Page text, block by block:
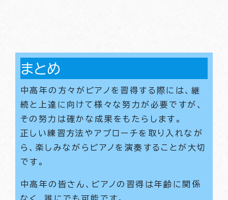
まとめ
中高年の方々がピアノを習得する際には、継
続と上達に向けて様々な努力が必要ですが、
その努力は確かな成果をもたらします。
正しい練習方法やアプローチを取り入れなが
ら、楽しみながらピアノを演奏することが大切
です。
中高年の皆さん、ピアノの習得は年齢に関係